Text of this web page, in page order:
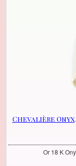
Chevalière
Or 18 K